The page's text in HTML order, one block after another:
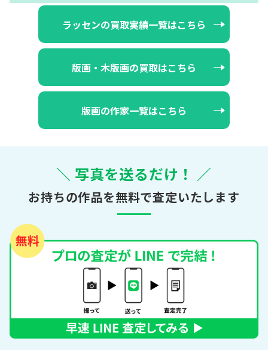
ラッセンの買取実績一覧はこちら
版画・木版画の買取はこちら
版画の作家一覧はこちら
＼ 写真を送るだけ！ ／
お持ちの作品を無料で査定いたします